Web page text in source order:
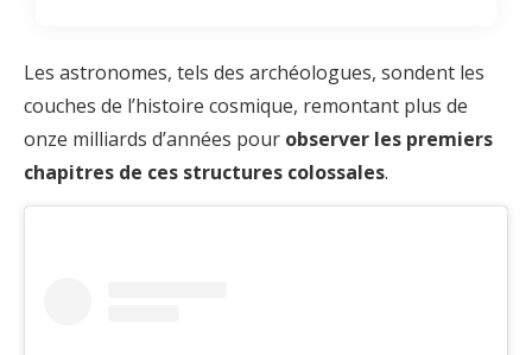
Les astronomes, tels des archéologues, sondent les
couches de l’histoire cosmique, remontant plus de
onze milliards d’années pour observer les premiers
chapitres de ces structures colossales.